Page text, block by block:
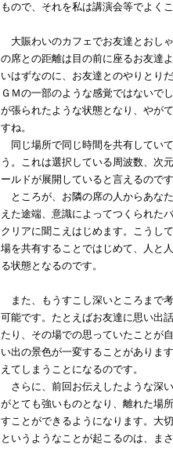
もので、それを私は講演会等でよく
大賑わいのカフェでお友達とおし
の席との距離は目の前に座るお友達
いはずなのに、お友達とのやりとり
ＧＭの一部のような感覚ではないで
が張られたような状態となり、やが
すね。
同じ場所で同じ時間を共有してい
う。これは選択している周波数、次
ールドが展開していると言えるのです
ところが、お隣の席の人からあな
えた途端、意識によってつくられた
クリアに聞こえはじめます。こうし
場を共有することではじめて、人と
る状態となるのです。
また、もうすこし深いところまで
可能です。たとえばお友達に思い出
たり、その場での思っていたことが
い出の景色が一変することがありま
えてしまうことになるのです。
さらに、前回お伝えしたような深
がとても強いものとなり、離れた場
すことができるようになります。大
というようなことが起こるのは、ま